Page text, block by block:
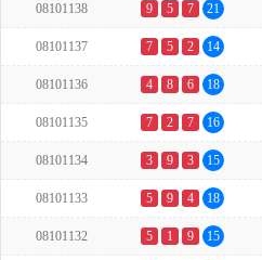
08101138 9 5 7 21
08101137 7 5 2 14
08101136 4 8 6 18
08101135 7 2 7 16
08101134 3 9 3 15
08101133 5 9 4 18
08101132 5 1 9 15